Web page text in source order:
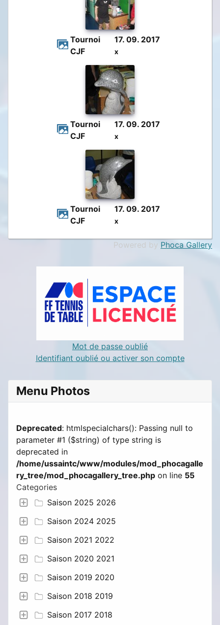
Mot de passe oublié
Identifiant oublié ou activer son compte
Menu Photos
Deprecated: htmlspecialchars(): Passing null to
parameter #1 ($string) of type string is
deprecated in
/home/ussaintc/www/modules/mod_phocagalle
ry_tree/mod_phocagallery_tree.php on line 55
Categories
Saison 2025 2026
Saison 2024 2025
Saison 2021 2022
Saison 2020 2021
Saison 2019 2020
Saison 2018 2019
Saison 2017 2018
Tournoi
CJF
17. 09. 2017
x
Tournoi
CJF
17. 09. 2017
x
Tournoi
CJF
17. 09. 2017
x
Powered by Phoca Gallery